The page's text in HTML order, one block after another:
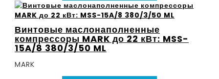
Винтовые маслонаполненные
компрессоры MARK до 22 кВт: MSS-
15A/8 380/3/50 ML
MARK